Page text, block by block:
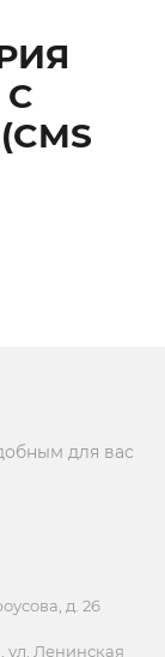
С
для вас
д. 26
ул. Ленинская